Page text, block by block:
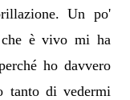
Un po'
che è vivo mi ha
ho davvero
tanto di vedermi